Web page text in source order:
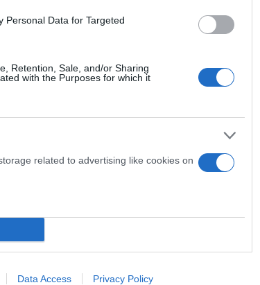
Personal Data for Targeted
Retention, Sale, and/or Sharing
with the Purposes for which it
related to advertising like cookies on
Data Access Privacy Policy
στα συντρίμμια και να χρειαστεί
στη συνέχεια ασθενοφόρο του ΕΚΑΒ